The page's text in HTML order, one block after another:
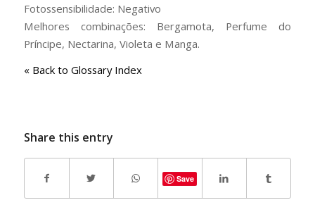
Fotossensibilidade: Negativo
Melhores combinações: Bergamota, Perfume do
Príncipe, Nectarina, Violeta e Manga.
« Back to Glossary Index
Share this entry
Save